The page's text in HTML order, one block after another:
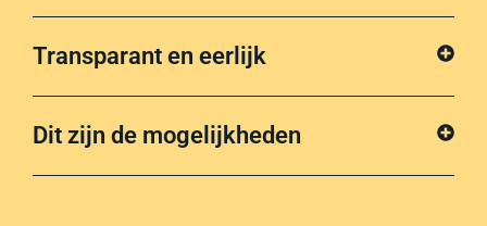
Transparant en eerlijk
Dit zijn de mogelijkheden